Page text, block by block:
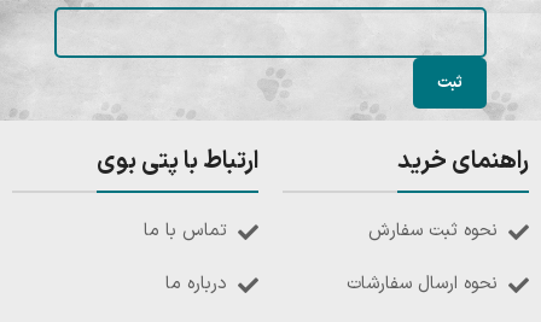
راهنمای خرید
نحوه ثبت سفارش
نحوه ارسال سفارشات
ارتباط با پتی بوی
تماس با ما
درباره ما